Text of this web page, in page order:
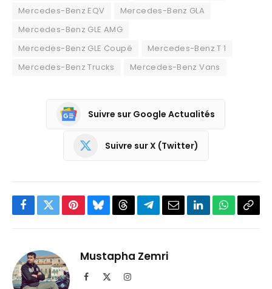
Mercedes-Benz EQV
Mercedes-Benz GLA
Mercedes-Benz GLE AMG
Mercedes-Benz GLE Coupé
Mercedes-Benz T 1
Mercedes-Benz Trucks
Mercedes-Benz Vans
Suivre sur Google Actualités
Suivre sur X (Twitter)
Facebook
TwitterPinterestBlueskyThreadsPartager
Telegram
EmailLinkedInWhatsApp
Mustapha Zemri
Facebook Instagram